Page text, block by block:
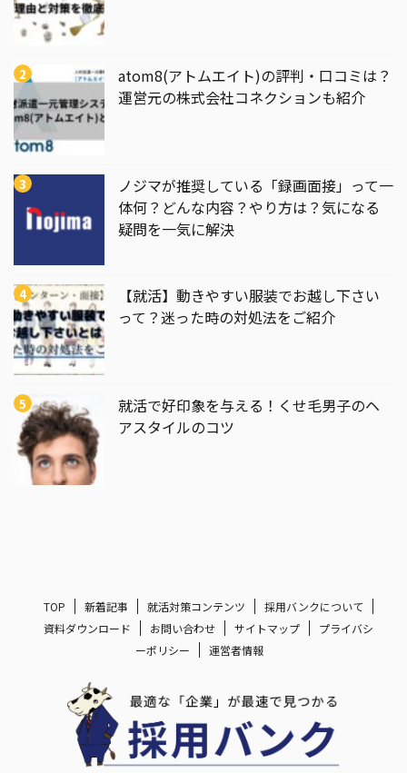
atom8(アトムエイト)の評判・口コミは？
運営元の株式会社コネクションも紹介
ノジマが推奨している「録画面接」って一
体何？どんな内容？やり方は？気になる
疑問を一気に解決
【就活】動きやすい服装でお越し下さい
って？迷った時の対処法をご紹介
就活で好印象を与える！くせ毛男子のヘ
アスタイルのコツ
TOP 新着記事 就活対策コンテンツ
採用バンクについて
資料ダウンロード
お問い合わせ サイトマップ
プライバシ
ーポリシー
運営者情報